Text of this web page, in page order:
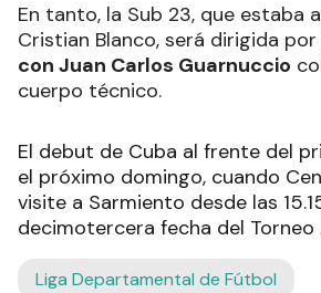
En tanto, la Sub 23, que estaba
Cristian Blanco, será dirigida por
con Juan Carlos Guarnuccio
cuerpo técnico.
El debut de Cuba al frente del
el próximo domingo, cuando
visite a Sarmiento desde las
decimotercera fecha del Torneo
Liga Departamental de Fútbol